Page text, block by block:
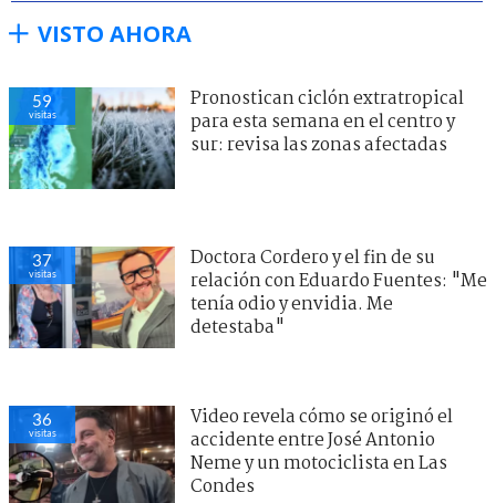
VISTO AHORA
59
visitas
Pronostican ciclón extratropical
para esta semana en el centro y
sur: revisa las zonas afectadas
37
visitas
Doctora Cordero y el fin de su
relación con Eduardo Fuentes: "Me
tenía odio y envidia. Me
detestaba"
36
visitas
Video revela cómo se originó el
accidente entre José Antonio
Neme y un motociclista en Las
Condes